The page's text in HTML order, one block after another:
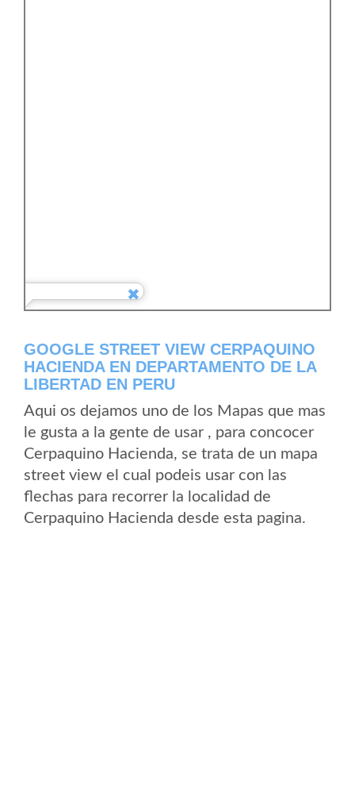
GOOGLE STREET VIEW CERPAQUINO
HACIENDA EN DEPARTAMENTO DE LA
LIBERTAD EN PERU
Aqui os dejamos uno de los Mapas que mas
le gusta a la gente de usar , para concocer
Cerpaquino Hacienda, se trata de un mapa
street view el cual podeis usar con las
flechas para recorrer la localidad de
Cerpaquino Hacienda desde esta pagina.